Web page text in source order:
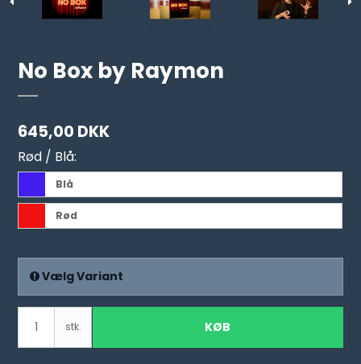
No Box by Raymon
645,00 DKK
Rød / Blå:
Blå
Rød
Vælg Variant
stk. KØB